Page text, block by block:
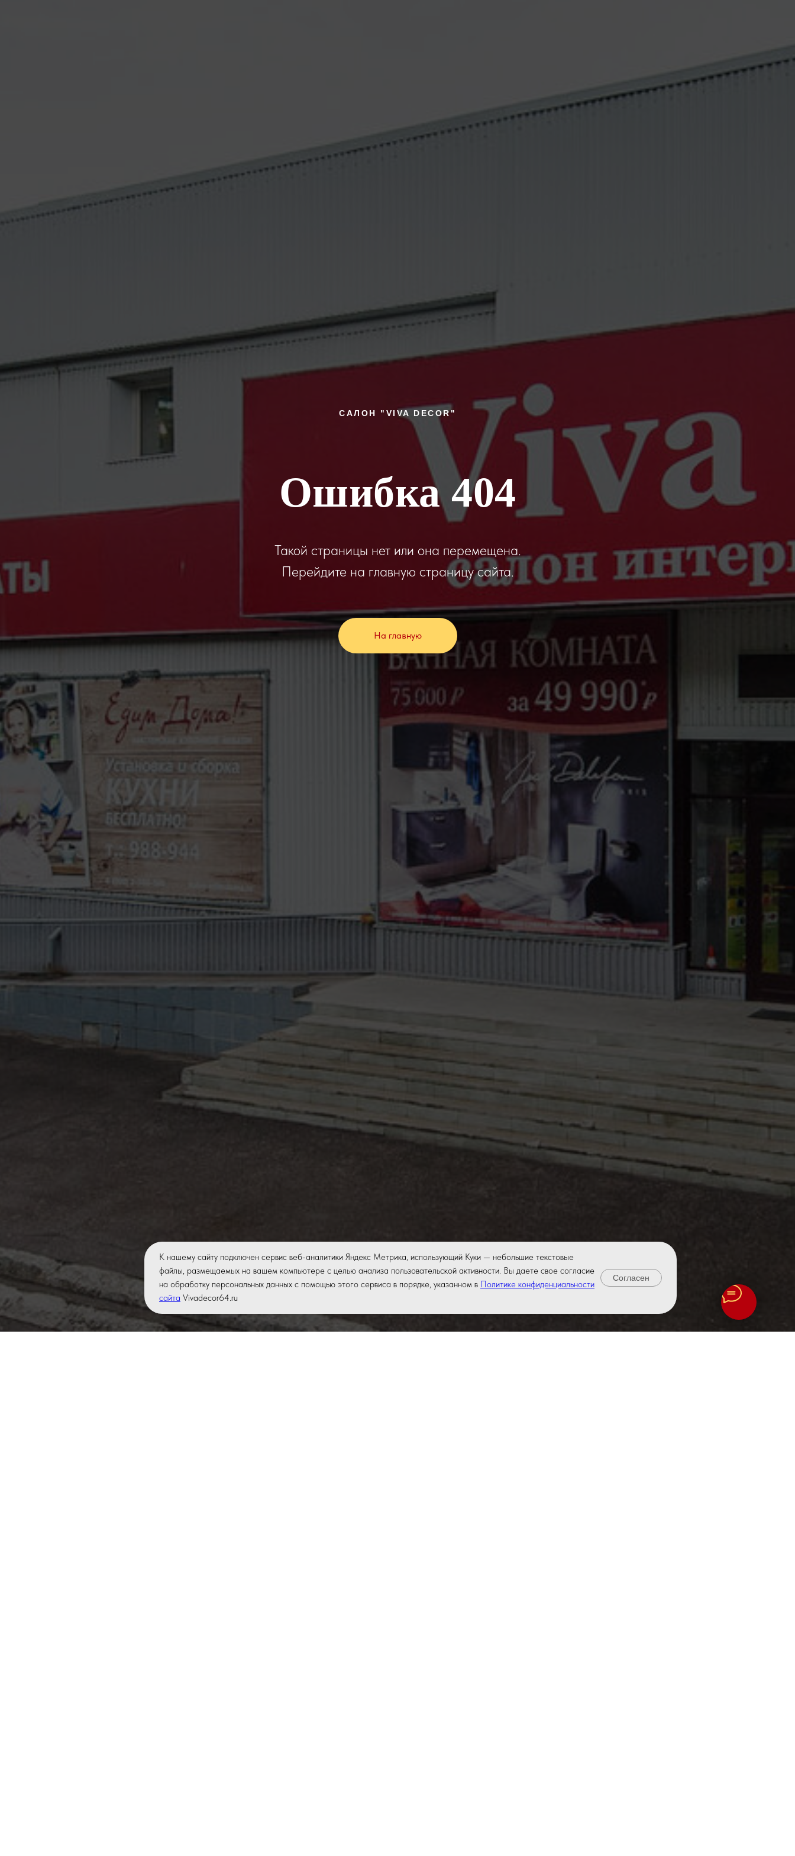
САЛОН "VIVA DECOR"
Ошибка 404
Такой страницы нет или она перемещена.
Перейдите на главную страницу сайта.
На главную
К нашему сайту подключен сервис веб-аналитики Яндекс Метрика, использующий Куки — небольшие текстовые
файлы, размещаемых на вашем компьютере с целью анализа пользовательской активности. Вы даете свое согласие
на обработку персональных данных с помощью этого сервиса в порядке, указанном в Политике конфиденциальности
сайта Vivadecor64.ru
Согласен